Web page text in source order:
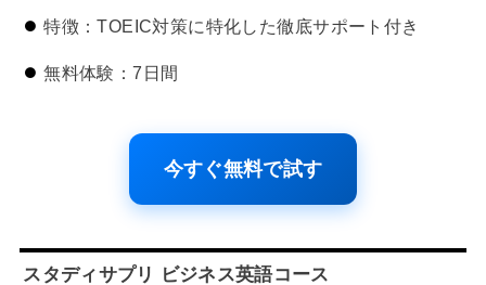
特徴：TOEIC対策に特化した徹底サポート付き
無料体験：7日間
今すぐ無料で試す
スタディサプリ ビジネス英語コース